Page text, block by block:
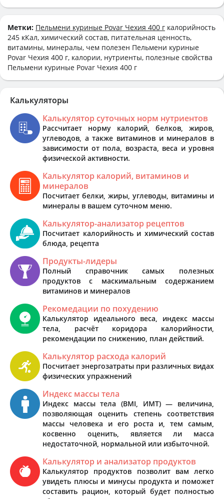
Метки: Пельмени куриные Povar Чехия 400 г калорийность
245 кКал, химический состав, питательная ценность,
витамины, минералы, чем полезен Пельмени куриные
Povar Чехия 400 г, калории, нутриенты, полезные свойства
Пельмени куриные Povar Чехия 400 г
Калькуляторы
Калькулятор суточных норм нутриентов
Рассчитает норму калорий, белков, жиров,
углеводов, а также витаминов и минералов в
зависимости от пола, возраста, веса и уровня
физической активности.
Калькулятор калорий, витаминов и
минералов
Посчитает белки, жиры, углеводы, витамины и
минералы в вашем суточном меню.
Калькулятор-анализатор рецептов
Посчитает калорийность и химический состав
блюда, рецепта
Продукты-лидеры
Полный справочник самых полезных
продуктов с маскимальным содержанием
витаминов и минералов
Рекомедации по похудению
Калькулятор идеального веса, индекс массы
тела, расчёт коридора калорийности,
рекомендации по снижению, план действий.
Калькулятор расхода калорий
Посчитает энергозатраты при различных видах
физических упражнений
Индекс массы тела
Индекс массы тела (BMI, ИМТ) — величина,
позволяющая оценить степень соответствия
массы человека и его роста и, тем самым,
косвенно оценить, является ли масса
недостаточной, нормальной или избыточной.
Калькулятор и анализатор продуктов
Калькулятор продуктов позволит вам легко
увидеть плюсы и минусы продукта и поможет
составить рацион, который будет полностью